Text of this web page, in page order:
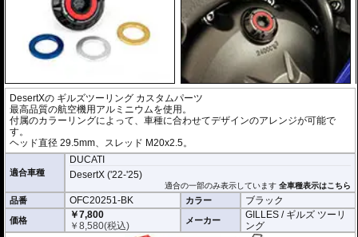
DesertXの ギルズツーリング カスタムパーツ
最高品質の航空機用アルミニウムを使用。
付属のカラーリングによって、車種に合わせてデザインのアレンジが可能で
す。
ヘッド直径 29.5mm、スレッド M20x2.5。
適合車種
DUCATI
DesertX ('22-'25)
適合の一部のみ表示しています全車種表示はこちら
品番 OFC20251-BK カラー ブラック
価格
￥7,800
￥8,580(税込) メーカー
GILLES / ギルズ ツーリ
ング